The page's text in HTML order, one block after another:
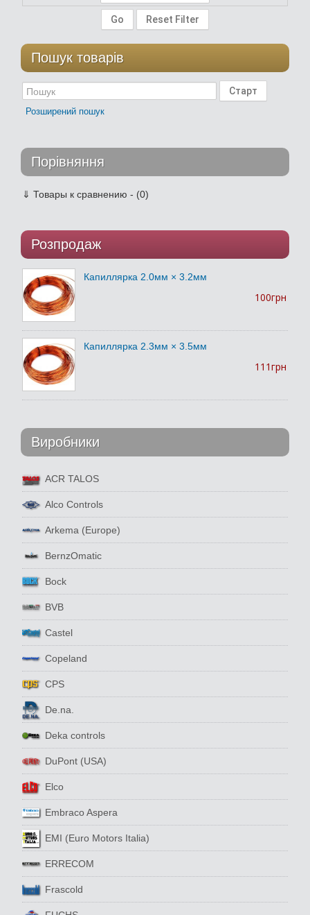
Пошук товарів
Розширений пошук
Порівняння
⇓ Товары к сравнению - (0)
Розпродаж
Капиллярка 2.0мм × 3.2мм
100грн
Капиллярка 2.3мм × 3.5мм
111грн
Виробники
ACR TALOS
Alco Controls
Arkema (Europe)
BernzOmatic
Bock
BVB
Castel
Copeland
CPS
De.na.
Deka controls
DuPont (USA)
Elco
Embraco Aspera
EMI (Euro Motors Italia)
ERRECOM
Frascold